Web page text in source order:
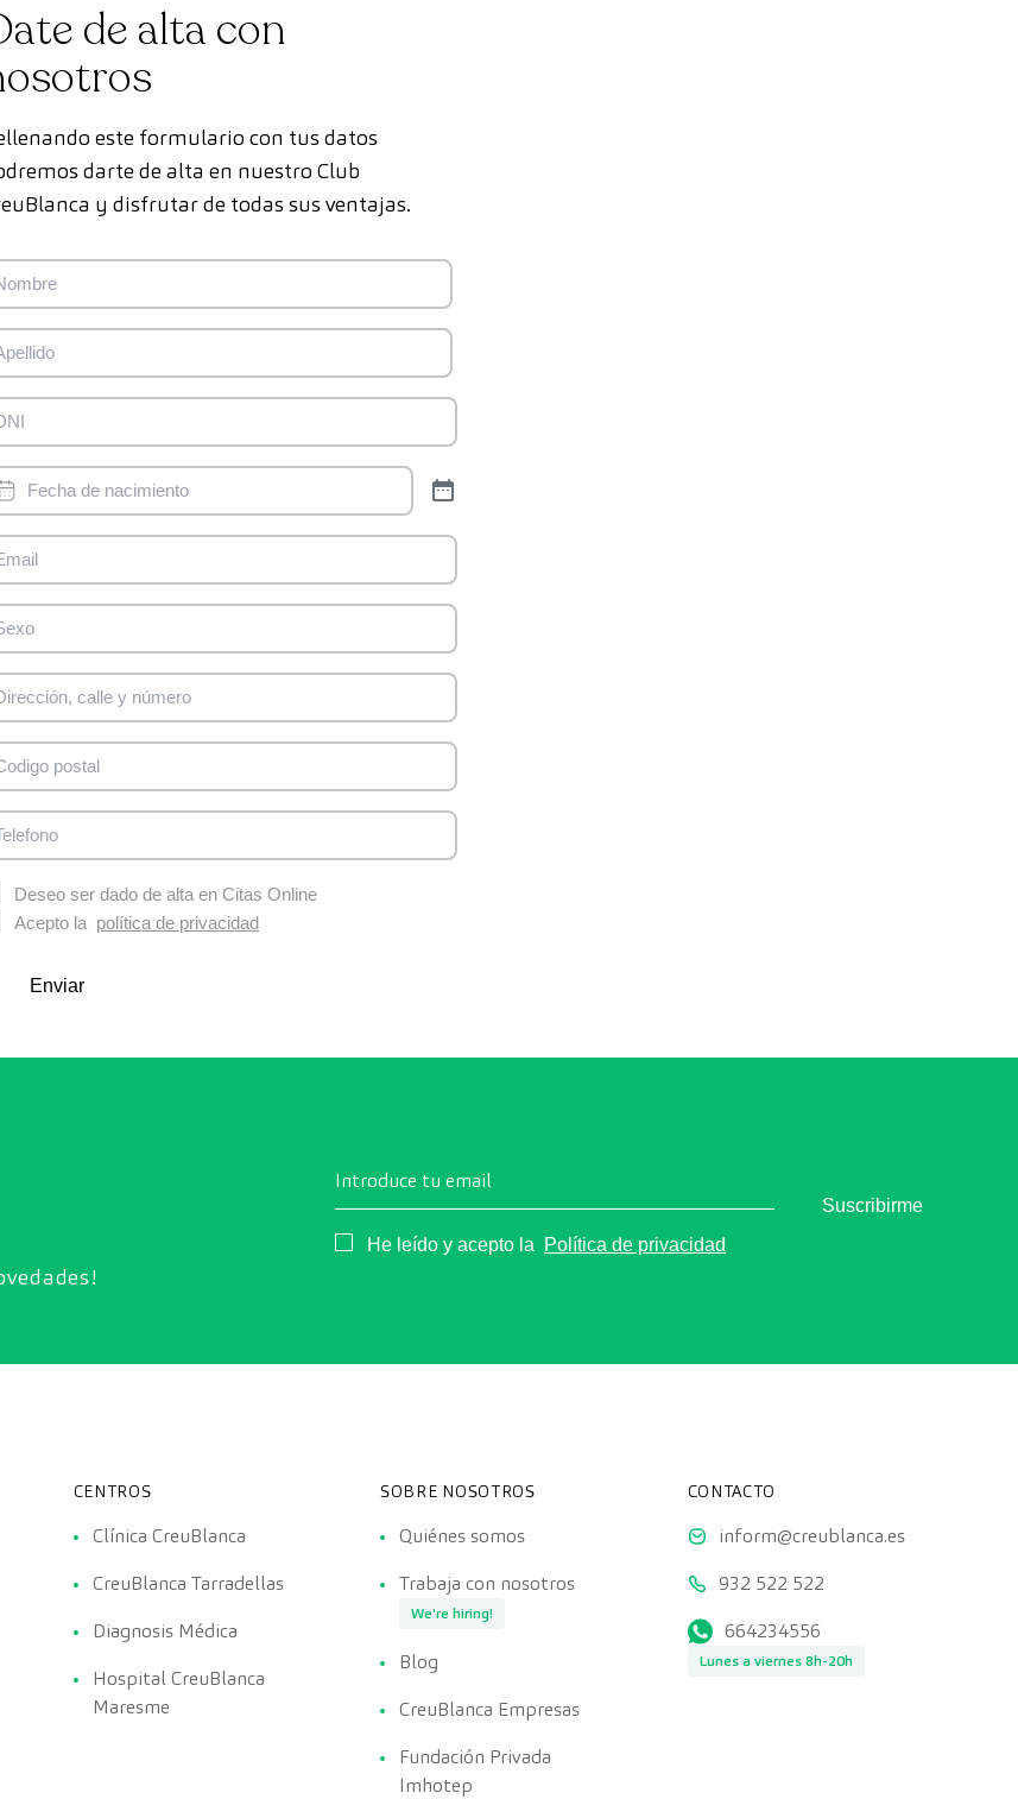
de alta con
este formulario con tus datos
darte de alta en nuestro Club
y disfrutar de todas sus ventajas.
Deseo ser dado de alta en Citas Online
Acepto la política de privacidad
Enviar
Introduce tu email
Consentimiento
He leído y acepto la Política de privacidad
Suscribirme
CENTROS
Clínica CreuBlanca
CreuBlanca Tarradellas
Diagnosis Médica
Hospital CreuBlanca
Maresme
SOBRE NOSOTROS
Quiénes somos
Trabaja con nosotros
We're hiring!
Blog
CreuBlanca Empresas
Fundación Privada
Imhotep
CONTACTO
inform@creublanca.es
932 522 522
664234556
Lunes a viernes 8h-20h